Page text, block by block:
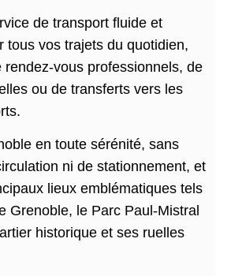
de transport fluide et
tous vos trajets du quotidien,
rendez-vous professionnels, de
ou de transferts vers les
en toute sérénité, sans
ni de stationnement, et
lieux emblématiques tels
Grenoble, le Parc Paul-Mistral
historique et ses ruelles